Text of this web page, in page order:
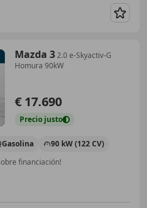
Mazda 32.0 e-Skyactiv-G
Homura 90kW
€ 17.690
Precio justo
Gasolina
90 kW (122 CV)
financiación!